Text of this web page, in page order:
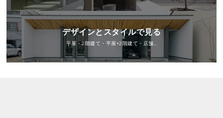
デザインとスタイルで見る
平屋・2階建て・平屋+2階建て・店舗…